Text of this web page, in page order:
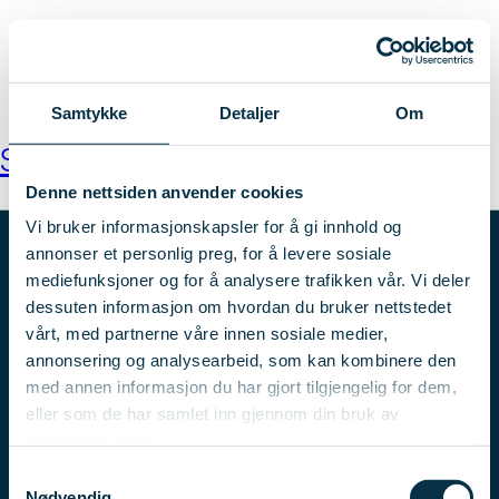
Samtykke Detaljer Om
Denne nettsiden anvender cookies
Vi bruker informasjonskapsler for å gi innhold og
annonser et personlig preg, for å levere sosiale
mediefunksjoner og for å analysere trafikken vår. Vi deler
dessuten informasjon om hvordan du bruker nettstedet
vårt, med partnerne våre innen sosiale medier,
annonsering og analysearbeid, som kan kombinere den
med annen informasjon du har gjort tilgjengelig for dem,
eller som de har samlet inn gjennom din bruk av
hovedinnhold
Meny
Søk
etter:
Hjem
Susanne Brevik Lie
Vi bygger kompetanse!
Sertifisering: